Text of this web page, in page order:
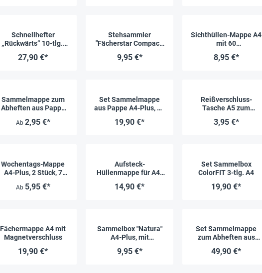
Schnellhefter
„Rückwärts“ 10-tlg.,
27,90 €*
Stehsammler
"Fächerstar Compact"
9,95 €*
Sichthüllen-Mappe A4
mit 60
8,95 €*
Sammelmappe zum
Abheften aus Pappe
Ab 2,95 €*
Set Sammelmappe
aus Pappe A4-Plus, 10
19,90 €*
Reißverschluss-
Tasche A5 zum
3,95 €*
Wochentags-Mappe
A4-Plus, 2 Stück, 7
Ab 5,95 €*
Aufsteck-
Hüllenmappe für A4-
14,90 €*
Set Sammelbox
ColorFIT 3-tlg. A4
19,90 €*
Fächermappe A4 mit
Magnetverschluss
19,90 €*
Sammelbox "Natura"
A4-Plus, mit
9,95 €*
Set Sammelmappe
zum Abheften aus
Stück
49,90 €*